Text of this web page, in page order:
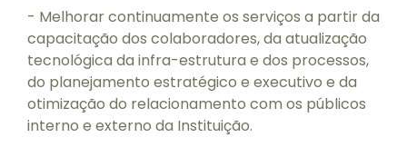
- Melhorar continuamente os serviços a partir da
capacitação dos colaboradores, da atualização
tecnológica da infra-estrutura e dos processos,
do planejamento estratégico e executivo e da
otimização do relacionamento com os públicos
interno e externo da Instituição.